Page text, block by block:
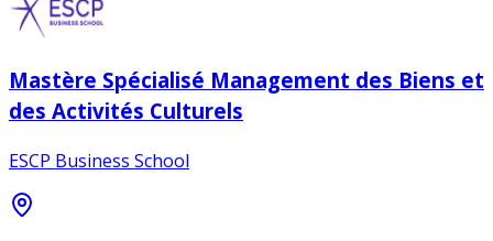
Mastère Spécialisé Management des Biens et
des Activités Culturels
ESCP Business School